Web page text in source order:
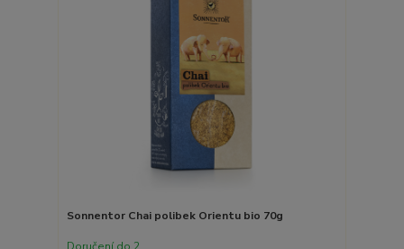
Sonnentor Chai polibek Orientu bio 70g